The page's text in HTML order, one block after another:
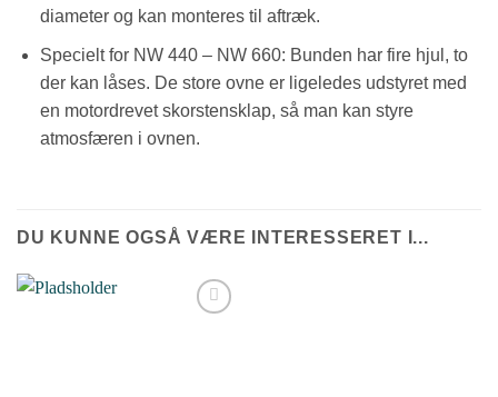
diameter og kan monteres til aftræk.
Specielt for NW 440 – NW 660: Bunden har fire hjul, to
der kan låses. De store ovne er ligeledes udstyret med
en motordrevet skorstensklap, så man kan styre
atmosfæren i ovnen.
DU KUNNE OGSÅ VÆRE INTERESSERET I...